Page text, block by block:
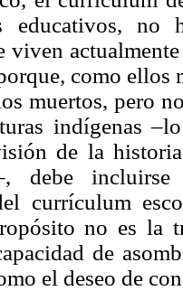
educativos, no
viven
como ellos
muertos, pero
indígenas
de la
debe
currículum
no es la
de
el deseo de